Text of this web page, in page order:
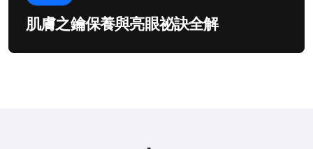
肌膚之鑰保養與亮眼祕訣全解